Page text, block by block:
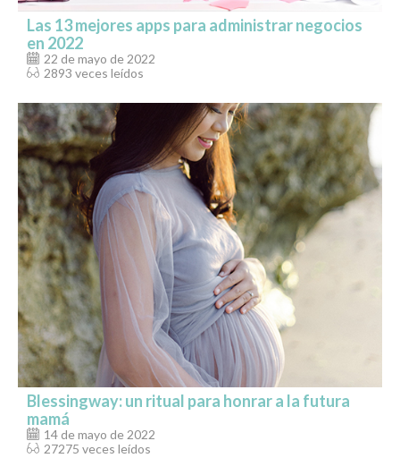
Las 13 mejores apps para administrar negocios
en 2022
22 de mayo de 2022
2893 veces leídos
Blessingway: un ritual para honrar a la futura
mamá
14 de mayo de 2022
27275 veces leídos